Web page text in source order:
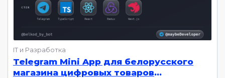
IT и Разработка
Telegram Mini App для белорусского
магазина цифровых товаров